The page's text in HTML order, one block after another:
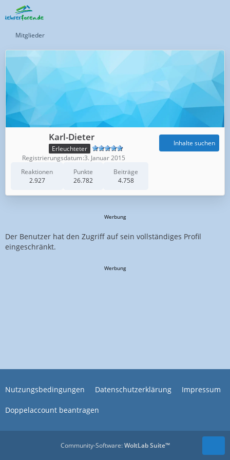
Mitglieder
Karl-Dieter
Erleuchteter
Reaktionen
2.927
Punkte
26.782
Beiträge
4.758
Inhalte suchen
Registrierungsdatum 3. Januar 2015
Werbung
Der Benutzer hat den Zugriff auf sein vollständiges Profil
eingeschränkt.
Werbung
Nutzungsbedingungen Datenschutzerklärung Impressum
Doppelaccount beantragen
Community-Software:WoltLab Suite™